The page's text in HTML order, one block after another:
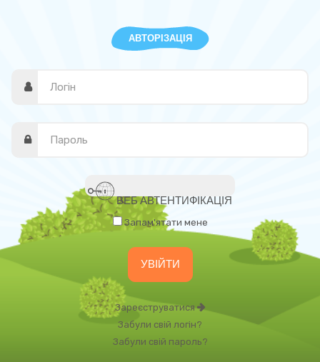
АВТОРІЗАЦІЯ
ВЕБ АВТЕНТИФІКАЦІЯ
Запам'ятати мене
Зареєструватися
Забули свій логін?
Забули свій пароль?